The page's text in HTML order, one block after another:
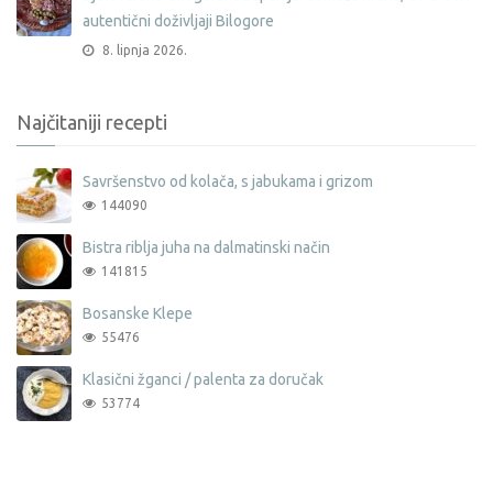
autentični doživljaji Bilogore
8. lipnja 2026.
Najčitaniji recepti
Savršenstvo od kolača, s jabukama i grizom
144090
Bistra riblja juha na dalmatinski način
141815
Bosanske Klepe
55476
Klasični žganci / palenta za doručak
53774